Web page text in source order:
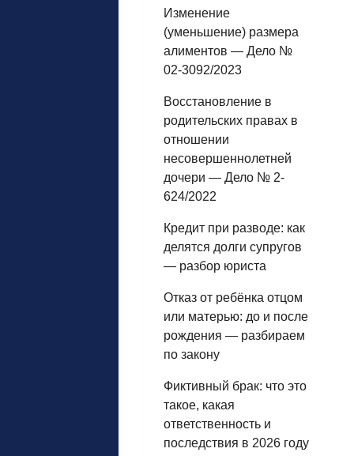
Изменение
(уменьшение) размера
алиментов — Дело №
02-3092/2023
Восстановление в
родительских правах в
отношении
несовершеннолетней
дочери — Дело № 2-
624/2022
Кредит при разводе: как
делятся долги супругов
— разбор юриста
Отказ от ребёнка отцом
или матерью: до и после
рождения — разбираем
по закону
Фиктивный брак: что это
такое, какая
ответственность и
последствия в 2026 году